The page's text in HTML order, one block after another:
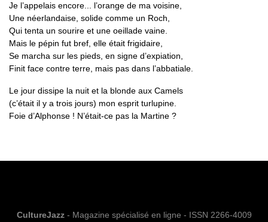
Je l’appelais encore... l’orange de ma voisine,
Une néerlandaise, solide comme un Roch,
Qui tenta un sourire et une oeillade vaine.
Mais le pépin fut bref, elle était frigidaire,
Se marcha sur les pieds, en signe d’expiation,
Finit face contre terre, mais pas dans l’abbatiale.
Le jour dissipe la nuit et la blonde aux Camels
(c’était il y a trois jours) mon esprit turlupine.
Foie d’Alphonse ! N’était-ce pas la Martine ?
CultureJazz- Magazine spécialisé en ligne - ISSN 2266-4009